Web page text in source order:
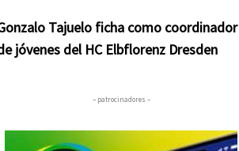
Tajuelo ficha como coordinador
jóvenes del HC Elbflorenz Dresden
– patrocinadores –